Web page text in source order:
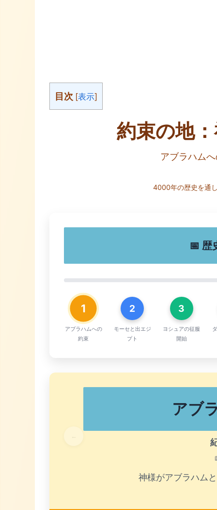
目次 [表示]
約束の地
アブラハム
4000年の歴史を通
📅 歴
1
アブラハムへの
約束
2
モーセと出エジ
プト
3
ヨシュアの征服
開始
アブ
神様がアブラハム